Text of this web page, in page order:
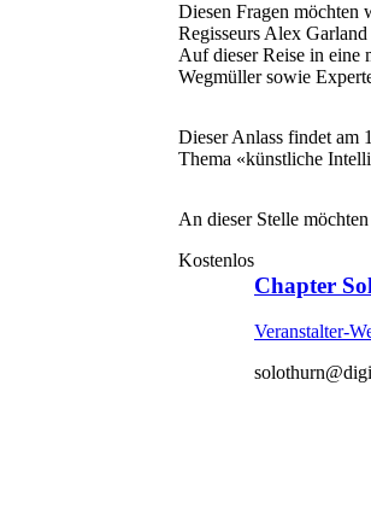
Diesen Fragen möchten
Regisseurs Alex
Auf dieser Reise in eine
Wegmüller sowie
Dieser Anlass findet am
Thema «künstliche
An dieser Stelle
Kostenlos
Chapter
Veranstalter-